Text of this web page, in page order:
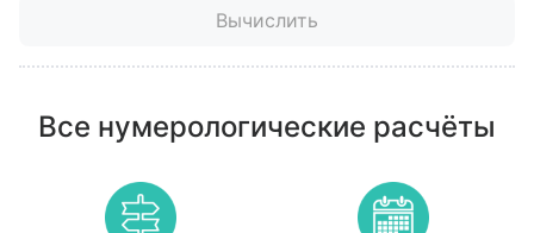
Вычислить
Все нумерологические расчёты